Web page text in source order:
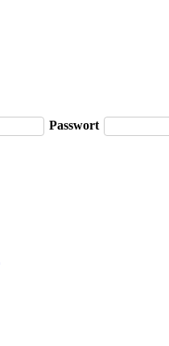
Passwort